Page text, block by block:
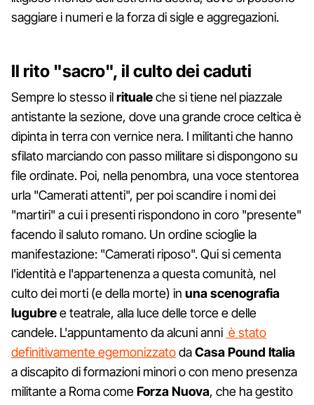
saggiare i numeri e la forza di sigle e aggregazioni.
Il rito "sacro", il culto dei caduti
Sempre lo stesso ilritualeche si tiene nel piazzale
antistante la sezione, dove una grande croce celtica è
dipinta in terra con vernice nera. I militanti che hanno
sfilato marciando con passo militare si dispongono su
file ordinate. Poi, nella penombra, una voce stentorea
urla "Camerati attenti", per poi scandire i nomi dei
"martiri" a cui i presenti rispondono in coro "presente"
facendo il saluto romano. Un ordine scioglie la
manifestazione: "Camerati riposo". Qui si cementa
l'identità e l'appartenenza a questa comunità, nel
culto dei morti (e della morte) in una scenografia
lugubree teatrale, alla luce delle torce e delle
candele. L'appuntamento da alcuni anni è stato
definitivamente egemonizzatodaCasa Pound Italia
a discapito di formazioni minori o con meno presenza
militante a Roma comeForza Nuova, che ha gestito